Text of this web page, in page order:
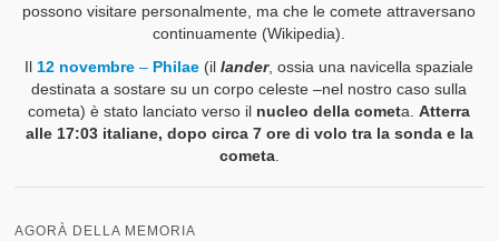
possono visitare personalmente, ma che le comete attraversano
continuamente (Wikipedia).
Il 12 novembre – Philae (illander, ossia una navicella spaziale
destinata a sostare su un corpo celeste –nel nostro caso sulla
cometa) è stato lanciato verso il nucleo della cometa.Atterra
alle 17:03 italiane, dopo circa 7 ore di volo tra la sonda e la
cometa.
AGORÀ DELLA MEMORIA